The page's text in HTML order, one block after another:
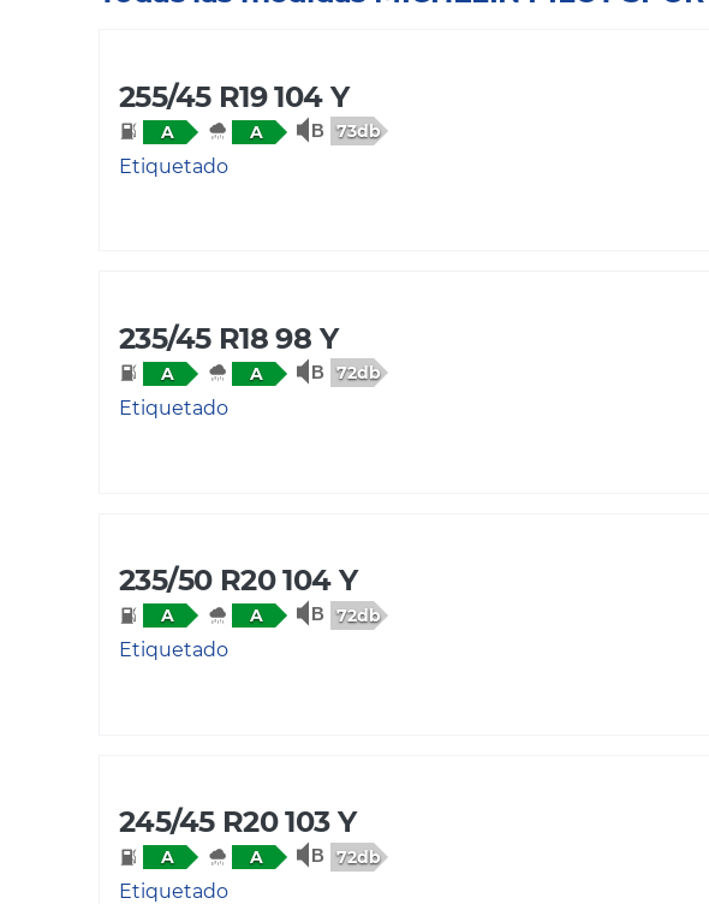
255/45 R19 104 Y
A A 73db
Etiquetado
235/45 R18 98 Y
A A 72db
Etiquetado
235/50 R20 104 Y
A A 72db
Etiquetado
245/45 R20 103 Y
A A 72db
Etiquetado